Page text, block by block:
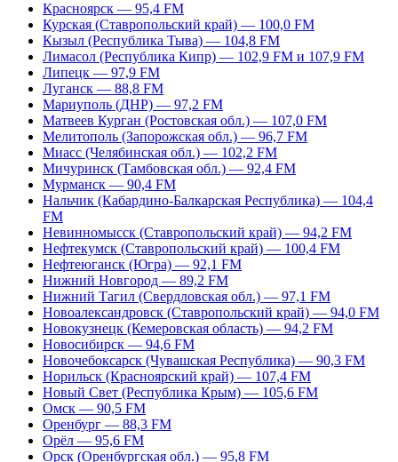
Красноярск — 95,4 FM
Курская (Ставропольский край) — 100,0 FM
Кызыл (Республика Тыва) — 104,8 FM
Лимасол (Республика Кипр) — 102,9 FM и 107,9 FM
Липецк — 97,9 FM
Луганск — 88,8 FM
Мариуполь (ДНР) — 97,2 FM
Матвеев Курган (Ростовская обл.) — 107,0 FM
Мелитополь (Запорожская обл.) — 96,7 FM
Миасс (Челябинская обл.) — 102,2 FM
Мичуринск (Тамбовская обл.) — 92,4 FM
Мурманск — 90,4 FM
Нальчик (Кабардино-Балкарская Республика) — 104,4
FM
Невинномысск (Ставропольский край) — 94,2 FM
Нефтекумск (Ставропольский край) — 100,4 FM
Нефтеюганск (Югра) — 92,1 FM
Нижний Новгород — 89,2 FM
Нижний Тагил (Свердловская обл.) — 97,1 FM
Новоалександровск (Ставропольский край) — 94,0 FM
Новокузнецк (Кемеровская область) — 94,2 FM
Новосибирск — 94,6 FM
Новочебоксарск (Чувашская Республика) — 90,3 FM
Норильск (Красноярский край) — 107,4 FM
Новый Свет (Республика Крым) — 105,6 FM
Омск — 90,5 FM
Оренбург — 88,3 FM
Орёл — 95,6 FM
Орск (Оренбургская обл.) — 95,8 FM